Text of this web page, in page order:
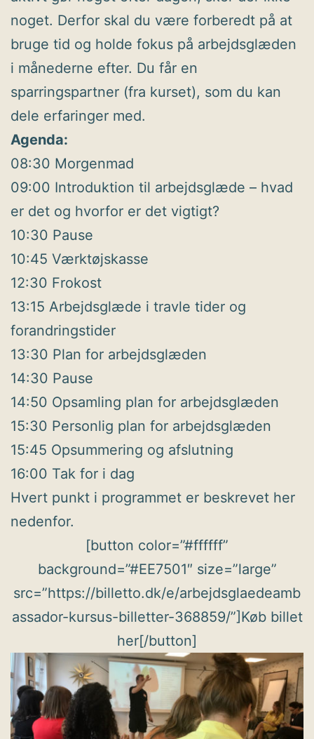
noget. Derfor skal du være forberedt på at
bruge tid og holde fokus på arbejdsglæden
i månederne efter. Du får en
sparringspartner (fra kurset), som du kan
dele erfaringer med.
Agenda:
08:30 Morgenmad
09:00 Introduktion til arbejdsglæde – hvad
er det og hvorfor er det vigtigt?
10:30 Pause
10:45 Værktøjskasse
12:30 Frokost
13:15 Arbejdsglæde i travle tider og
forandringstider
13:30 Plan for arbejdsglæden
14:30 Pause
14:50 Opsamling plan for arbejdsglæden
15:30 Personlig plan for arbejdsglæden
15:45 Opsummering og afslutning
16:00 Tak for i dag
Hvert punkt i programmet er beskrevet her
nedenfor.
[button color=”#ffffff”
background=”#EE7501″ size=”large”
src=”https://billetto.dk/e/arbejdsglaedeamb
assador-kursus-billetter-368859/”]Køb billet
her[/button]